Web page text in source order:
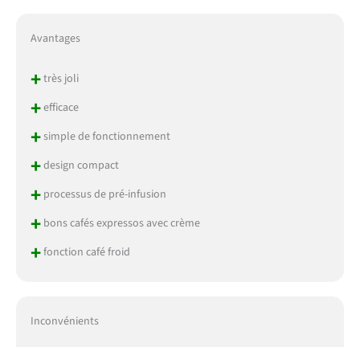
Avantages
+très joli
+efficace
+simple de fonctionnement
+design compact
+processus de pré-infusion
+bons cafés expressos avec crème
+fonction café froid
Inconvénients